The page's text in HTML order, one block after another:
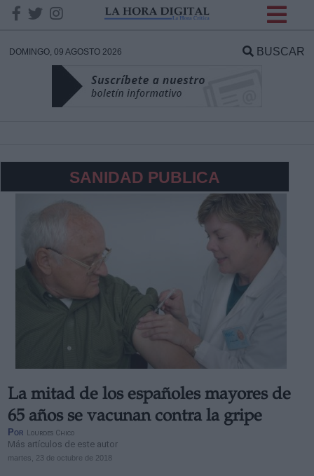
DOMINGO, 09 AGOSTO 2026 BUSCAR
SANIDAD PUBLICA
La mitad de los españoles mayores de
65 años se vacunan contra la gripe
Por Lourdes Chico
Más artículos de este autor
martes, 23 de octubre de 2018
DATOS
Responsable:
Legitimación:
Derechos: